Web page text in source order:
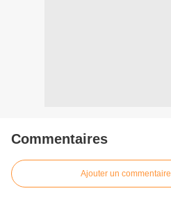
Commentaires
Ajouter un commentaire